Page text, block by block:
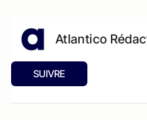
Atlantico
SUIVRE